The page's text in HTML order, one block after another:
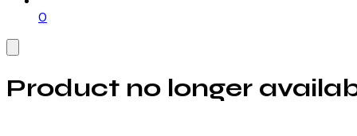
0
Product no longer